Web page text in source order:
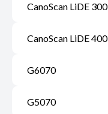
CanoScan LiDE 300
CanoScan LiDE 400
G6070
G5070